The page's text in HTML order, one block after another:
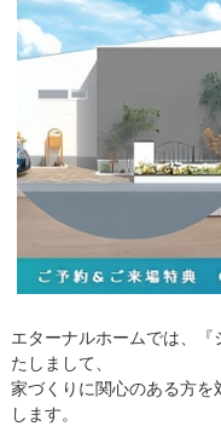
エターナルホームでは、
たしまして、
家づくりに関心のある方を
します。